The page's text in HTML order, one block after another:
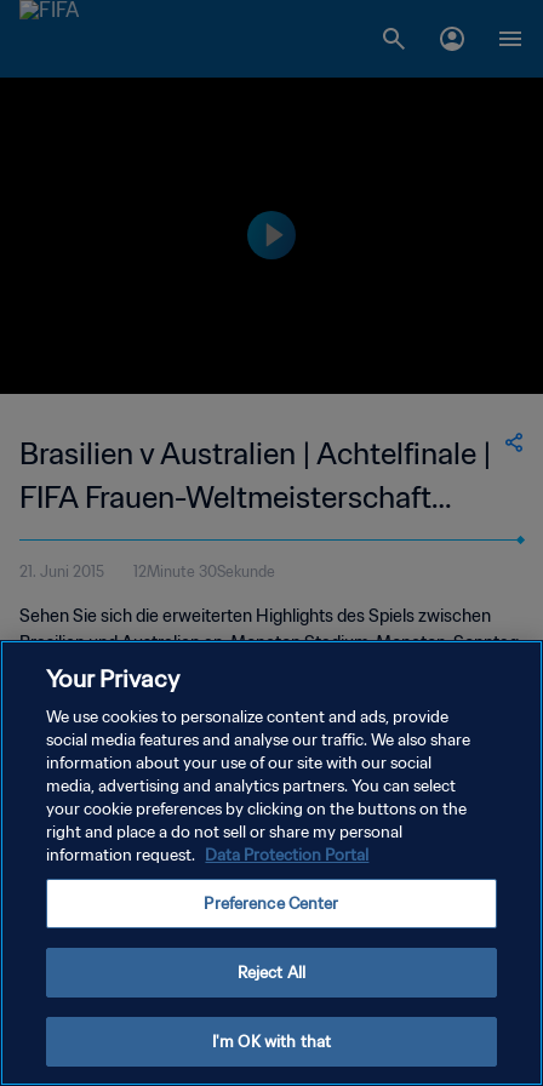
Brasilien v Australien | Achtelfinale |
FIFA Frauen-Weltmeisterschaft
Kanada 2015™ | Erweiterte
Highlights
21. Juni 2015 12Minute 30Sekunde
Sehen Sie sich die erweiterten Highlights des Spiels zwischen
Brasilien und Australien an. Moncton Stadium, Moncton, Sonntag,
21. Juni 2015.
DATENSCHUTZ
NUTZUNGSBEDINGUNGEN
COOKIE-EINSTELLUNGEN VERWALTEN
Your Privacy
We use cookies to personalize content and ads, provide
social media features and analyse our traffic. We also share
information about your use of our site with our social
media, advertising and analytics partners. You can select
your cookie preferences by clicking on the buttons on the
right and place a do not sell or share my personal
information request. Data Protection Portal
Preference Center
Reject All
I'm OK with that